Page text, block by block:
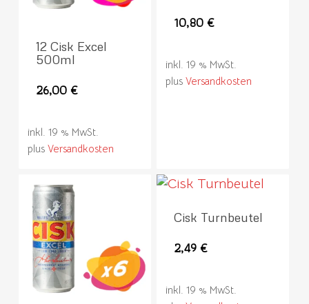
12 Cisk Excel
500ml
26,00€
inkl. 19 % MwSt.
plus Versandkosten
10,80€
inkl. 19 % MwSt.
plusVersandkosten
Cisk Turnbeutel
2,49€
inkl. 19 % MwSt.